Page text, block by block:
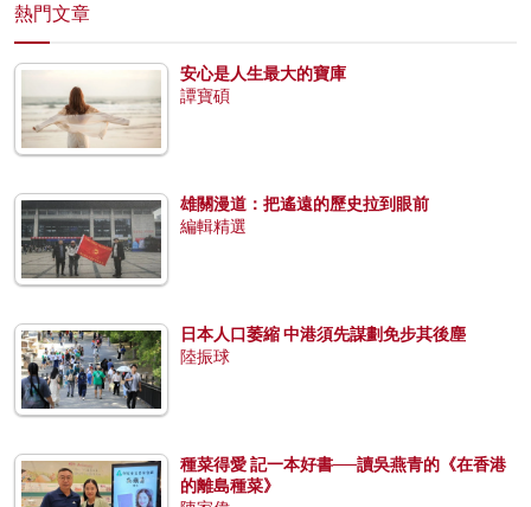
熱門文章
安心是人生最大的寶庫
譚寶碩
雄關漫道：把遙遠的歷史拉到眼前
編輯精選
日本人口萎縮 中港須先謀劃免步其後塵
陸振球
種菜得愛 記一本好書──讀吳燕青的《在香港
的離島種菜》